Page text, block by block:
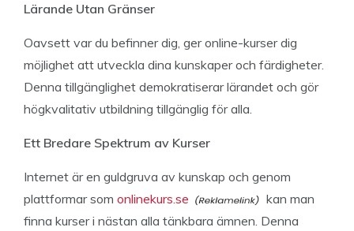
Lärande Utan Gränser
Oavsett var du befinner dig, ger online-kurser dig
möjlighet att utveckla dina kunskaper och färdigheter.
Denna tillgänglighet demokratiserar lärandet och gör
högkvalitativ utbildning tillgänglig för alla.
Ett Bredare Spektrum av Kurser
Internet är en guldgruva av kunskap och genom
plattformar som onlinekurs.se
kan man
finna kurser i nästan alla tänkbara ämnen. Denna